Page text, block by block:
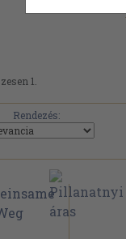
1.
Rendezés: